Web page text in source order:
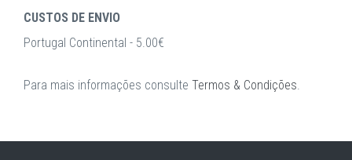
CUSTOS DE ENVIO
Portugal Continental - 5.00€
Para mais informações consulte Termos & Condições.